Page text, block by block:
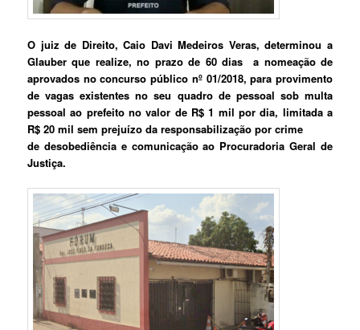
O juiz de Direito, Caio Davi Medeiros Veras, determinou a
Glauber que realize, no prazo de 60 dias a nomeação de
aprovados no concurso público nº 01/2018, para provimento
de vagas existentes no seu quadro de pessoal sob multa
pessoal ao prefeito no valor de R$ 1 mil por dia, limitada a
R$ 20 mil sem prejuízo da responsabilização por crime
de desobediência e comunicação ao Procuradoria Geral de
Justiça.